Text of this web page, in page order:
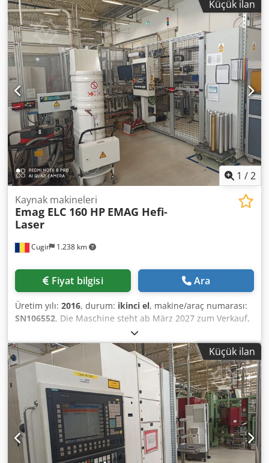
Emskirchen / Nürnberg - Test edilebilir Crjdpfx Ajtzc
Rrsdwof
Küçük ilan
1 /2
Cugir 1.238 km
Kaynak makineleri
Emag ELC 160 HP EMAG Hefi-
Laser
Fiyat bilgisi Ara
Üretim yılı: 2016, durum: ikinci el, makine/araç numarası:
SN106552, Die Maschine steht ab März 2027 zum Verkauf,
da sie derzeit noch im Produktionsprozess eingesetzt wird.
Bitte geben Sie Ihr Angebot ab. Preis versteht sich ohne
Verpackung und Transport; Zahlung im Voraus. Csdpjza T
Hijfx Adwjrf Bitte machen Sie uns ein Preisangebot, wenn
Sie an der Maschine interessiert sind. Die Übergabe
erfolgt an unserem Standort. Lieferbedingungen: EXW
Cugir, Rumänien Der Käufer kann beim Abbau der
Maschine mitwirken. Der Käufer ist für den Transport der
Maschine verantwortlich. Wir übernehmen ausschließlich
das Verladen der Maschine auf den Anhänger/LKW mit
Gabelstapler oder Kran.
Küçük ilan